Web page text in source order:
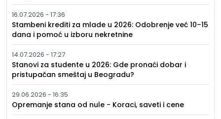
16.07.2026 - 17:36
Stambeni krediti za mlade u 2026: Odobrenje već 10–15
dana i pomoć u izboru nekretnine
14.07.2026 - 17:27
Stanovi za studente u 2026: Gde pronaći dobar i
pristupačan smeštaj u Beogradu?
29.06.2026 - 16:35
Opremanje stana od nule - Koraci, saveti i cene